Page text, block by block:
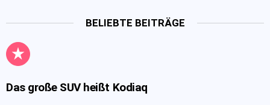
BELIEBTE BEITRÄGE
Das große SUV heißt Kodiaq